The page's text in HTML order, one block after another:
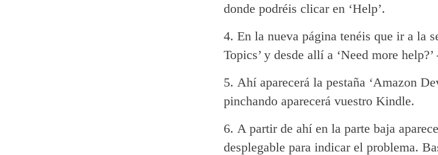
donde podréis clicar en ‘Help’.
En la nueva página tenéis que ir a la
Topics’ y desde allí a ‘Need more help?’
Ahí aparecerá la pestaña ‘Amazon
pinchando aparecerá vuestro Kindle.
A partir de ahí en la parte baja
desplegable para indicar el problema.